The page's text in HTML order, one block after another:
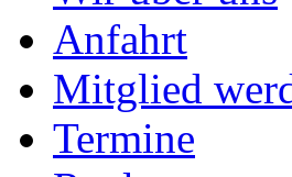
Anfahrt
Mitglied
Termine